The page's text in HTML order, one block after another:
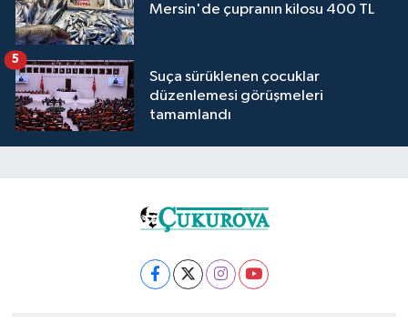
Mersin'de çupranın kilosu 400 TL
Suça sürüklenen çocuklar
düzenlemesi görüşmeleri
tamamlandı
5